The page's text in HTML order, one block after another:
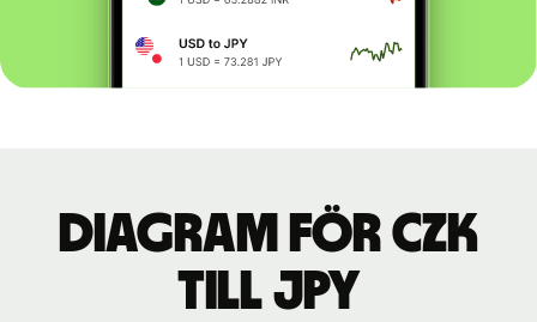
Diagram för CZK
till JPY